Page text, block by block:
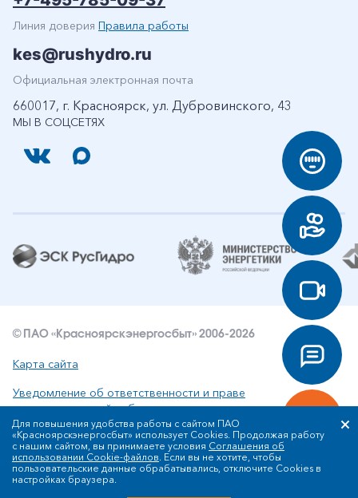
МЫ В СОЦСЕТЯХ
Линия доверия Правила работы
kes@rushydro.ru
Официальная электронная почта
660017, г. Красноярск, ул. Дубровинского, 43
© ПАО «Красноярскэнергосбыт» 2006-2026
Карта сайта
Уведомление об ответственности и праве
интеллектуальной собственности
Политика ПАО «Красноярскэнергосбыт» в отношении
обработки персональных данных
Для повышения удобства работы с сайтом ПАО
«Красноярскэнергосбыт» использует Cookies. Продолжая работу
с нашим сайтом, вы принимаете условия Соглашения об
использовании Cookie-файлов. Если вы не хотите, чтобы
пользовательские данные обрабатывались, отключите Cookies в
настройках браузера.